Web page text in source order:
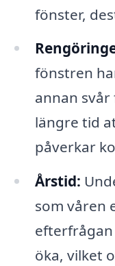
fönster,
fönstren
annan
längre tid
påverkar
Årstid:
som våren
öka, vilket